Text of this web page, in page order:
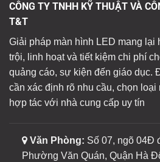
CÔNG TY TNHH KỸ THUẬT VÀ
T&T
Giải pháp màn hình LED mang
trội, linh hoạt và tiết kiệm chi phí
quảng cáo, sự kiện đến giáo dục.
cần xác định rõ nhu cầu, chọn
hợp tác với nhà cung cấp uy tín
Văn Phòng: Số 07, ngõ 04Đ
Phường Văn Quán, Quận Hà